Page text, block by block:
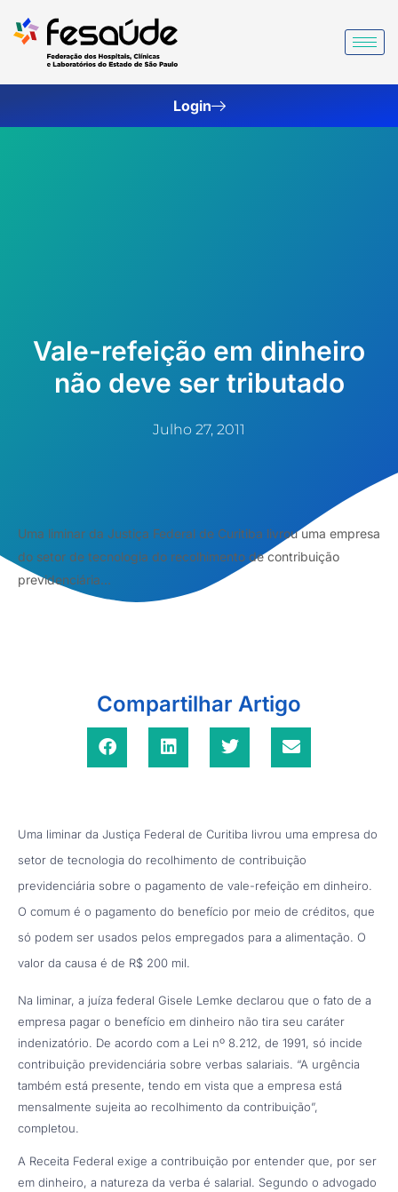
para
Login
Vale-refeição em dinheiro
não deve ser tributado
Julho 27, 2011
Uma liminar da Justiça Federal de Curitiba livrou uma empresa
do setor de tecnologia do recolhimento de contribuição
previdenciária...
Compartilhar Artigo
Uma liminar da Justiça Federal de Curitiba livrou uma empresa do
setor de tecnologia do recolhimento de contribuição
previdenciária sobre o pagamento de vale-refeição em dinheiro.
O comum é o pagamento do benefício por meio de créditos, que
só podem ser usados pelos empregados para a alimentação. O
valor da causa é de R$ 200 mil.
Na liminar, a juíza federal Gisele Lemke declarou que o fato de a
empresa pagar o benefício em dinheiro não tira seu caráter
indenizatório. De acordo com a Lei nº 8.212, de 1991, só incide
contribuição previdenciária sobre verbas salariais. “A urgência
também está presente, tendo em vista que a empresa está
mensalmente sujeita ao recolhimento da contribuição”,
completou.
A Receita Federal exige a contribuição por entender que, por ser
em dinheiro, a natureza da verba é salarial. Segundo o advogado